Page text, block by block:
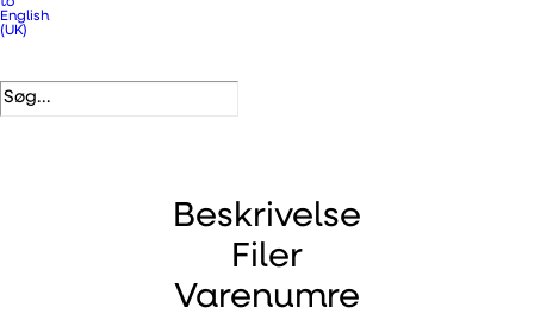
Beskrivelse
Filer
Varenumre